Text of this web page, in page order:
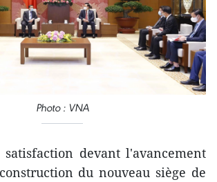
Photo : VNA
devant l'avancement
du nouveau siège de